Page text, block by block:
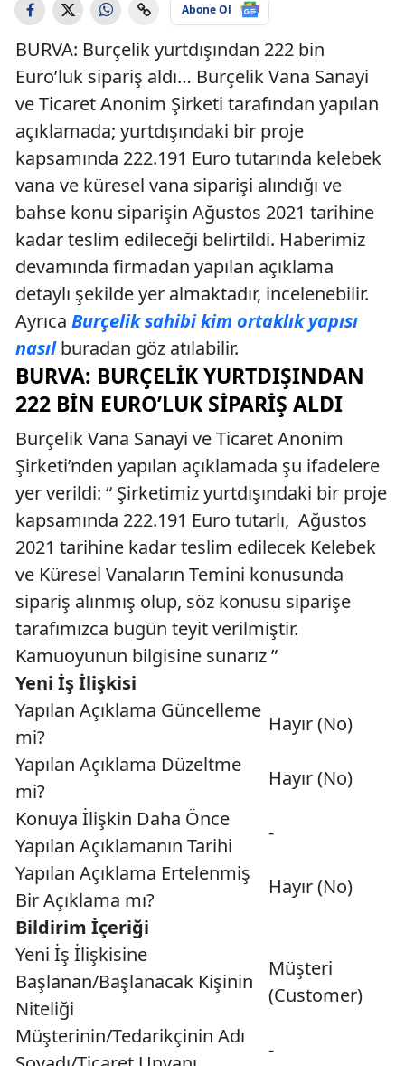
Abone Ol
BURVA: Burçelik yurtdışından 222 bin
Euro’luk sipariş aldı… Burçelik Vana Sanayi
ve Ticaret Anonim Şirketi tarafından yapılan
açıklamada; yurtdışındaki bir proje
kapsamında 222.191 Euro tutarında kelebek
vana ve küresel vana siparişi alındığı ve
bahse konu siparişin Ağustos 2021 tarihine
kadar teslim edileceği belirtildi. Haberimiz
devamında firmadan yapılan açıklama
detaylı şekilde yer almaktadır, incelenebilir.
Ayrıca Burçelik sahibi kim ortaklık yapısı
nasılburadan göz atılabilir.
BURVA: BURÇELIK YURTDIŞINDAN
222 BIN EURO’LUK SIPARIŞ ALDI
Burçelik Vana Sanayi ve Ticaret Anonim
Şirketi’nden yapılan açıklamada şu ifadelere
yer verildi: “ Şirketimiz yurtdışındaki bir proje
kapsamında 222.191 Euro tutarlı, Ağustos
2021 tarihine kadar teslim edilecek Kelebek
ve Küresel Vanaların Temini konusunda
sipariş alınmış olup, söz konusu siparişe
tarafımızca bugün teyit verilmiştir.
Kamuoyunun bilgisine sunarız ”
Yeni İş İlişkisi
Yapılan Açıklama Güncelleme
mi?
Hayır (No)
Yapılan Açıklama Düzeltme
mi?
Hayır (No)
Konuya İlişkin Daha Önce
Yapılan Açıklamanın Tarihi
-
Yapılan Açıklama Ertelenmiş
Bir Açıklama mı?
Hayır (No)
Bildirim İçeriği
Yeni İş İlişkisine
Başlanan/Başlanacak Kişinin
Niteliği
Müşteri
(Customer)
Müşterinin/Tedarikçinin Adı
-